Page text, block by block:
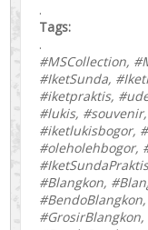
.
Tags:
.
#MSCollection,
#IketSunda,
#iketpraktis,
#lukis,
#iketlukisbogor,
#oleholehbogor,
#Blangkon,